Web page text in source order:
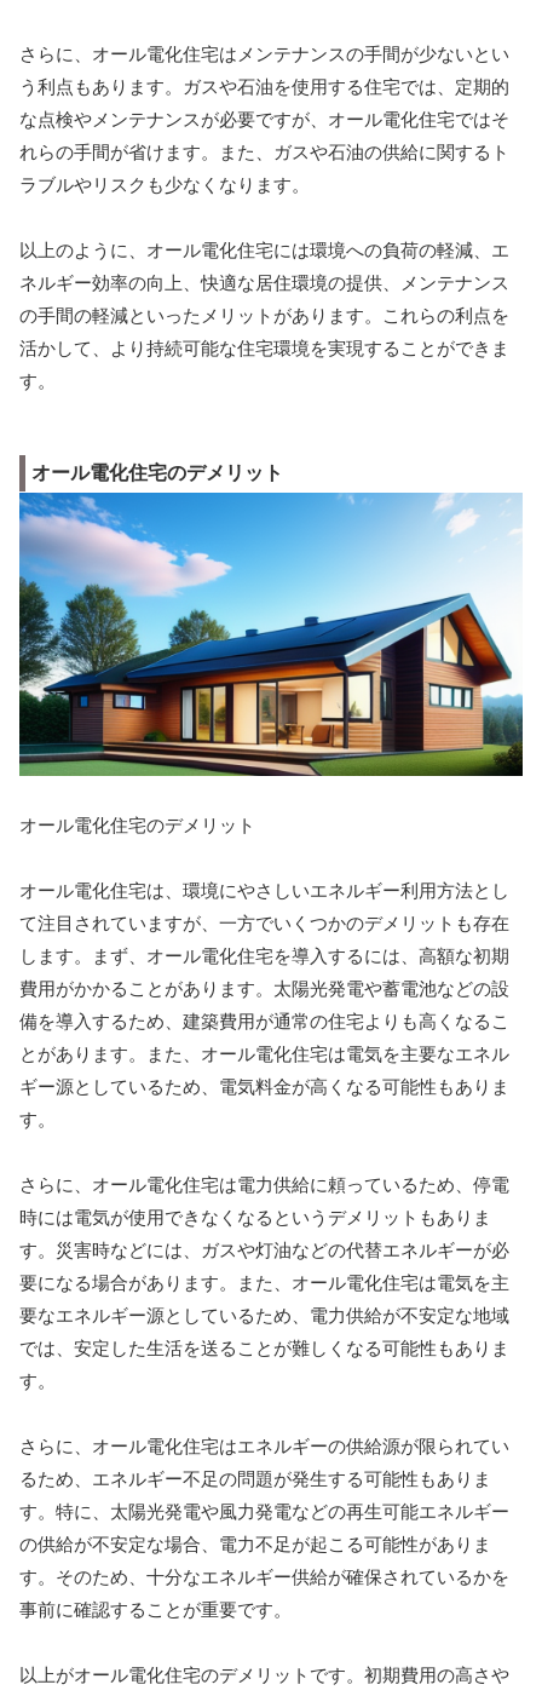
さらに、オール電化住宅はメンテナンスの手間が少ないとい
う利点もあります。ガスや石油を使用する住宅では、定期的
な点検やメンテナンスが必要ですが、オール電化住宅ではそ
れらの手間が省けます。また、ガスや石油の供給に関するト
ラブルやリスクも少なくなります。
以上のように、オール電化住宅には環境への負荷の軽減、エ
ネルギー効率の向上、快適な居住環境の提供、メンテナンス
の手間の軽減といったメリットがあります。これらの利点を
活かして、より持続可能な住宅環境を実現することができま
す。
オール電化住宅のデメリット
オール電化住宅のデメリット
オール電化住宅は、環境にやさしいエネルギー利用方法とし
て注目されていますが、一方でいくつかのデメリットも存在
します。まず、オール電化住宅を導入するには、高額な初期
費用がかかることがあります。太陽光発電や蓄電池などの設
備を導入するため、建築費用が通常の住宅よりも高くなるこ
とがあります。また、オール電化住宅は電気を主要なエネル
ギー源としているため、電気料金が高くなる可能性もありま
す。
さらに、オール電化住宅は電力供給に頼っているため、停電
時には電気が使用できなくなるというデメリットもありま
す。災害時などには、ガスや灯油などの代替エネルギーが必
要になる場合があります。また、オール電化住宅は電気を主
要なエネルギー源としているため、電力供給が不安定な地域
では、安定した生活を送ることが難しくなる可能性もありま
す。
さらに、オール電化住宅はエネルギーの供給源が限られてい
るため、エネルギー不足の問題が発生する可能性もありま
す。特に、太陽光発電や風力発電などの再生可能エネルギー
の供給が不安定な場合、電力不足が起こる可能性がありま
す。そのため、十分なエネルギー供給が確保されているかを
事前に確認することが重要です。
以上がオール電化住宅のデメリットです。初期費用の高さや